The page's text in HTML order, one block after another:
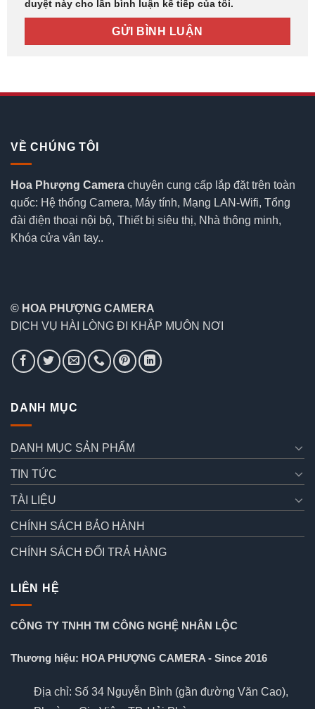
duyệt này cho lần bình luận kế tiếp của tôi.
VỀ CHÚNG TÔI
Hoa Phượng Camera chuyên cung cấp lắp đặt trên toàn
quốc: Hệ thống Camera, Máy tính, Mạng LAN-Wifi, Tổng
đài điện thoại nội bộ, Thiết bị siêu thị, Nhà thông minh,
Khóa cửa vân tay..
© HOA PHƯỢNG CAMERA
DỊCH VỤ HÀI LÒNG ĐI KHẮP MUÔN NƠI
DANH MỤC
DANH MỤC SẢN PHẨM
TIN TỨC
TÀI LIỆU
CHÍNH SÁCH BẢO HÀNH
CHÍNH SÁCH ĐỔI TRẢ HÀNG
LIÊN HỆ
CÔNG TY TNHH TM CÔNG NGHỆ NHÂN LỘC
Thương hiệu: HOA PHƯỢNG CAMERA - Since 2016
Địa chỉ: Số 34 Nguyễn Bình (gần đường Văn Cao),